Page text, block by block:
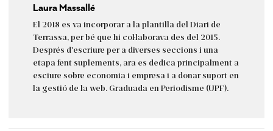
Laura Massallé
El 2018 es va incorporar a la plantilla del Diari de
Terrassa, per bé que hi col·laborava des del 2015.
Després d'escriure per a diverses seccions i una
etapa fent suplements, ara es dedica principalment a
esciure sobre economia i empresa i a donar suport en
la gestió de la web. Graduada en Periodisme (UPF).